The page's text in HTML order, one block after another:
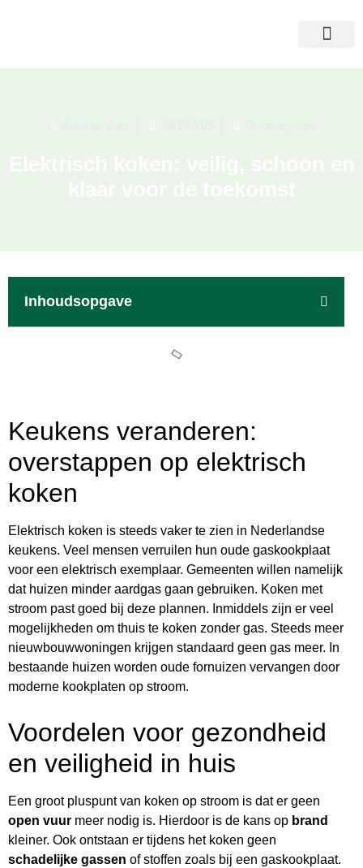
Inhoudsopgave
Keukens veranderen:
overstappen op elektrisch
koken
Elektrisch koken is steeds vaker te zien in Nederlandse
keukens. Veel mensen verruilen hun oude gaskookplaat
voor een elektrisch exemplaar. Gemeenten willen namelijk
dat huizen minder aardgas gaan gebruiken. Koken met
stroom past goed bij deze plannen. Inmiddels zijn er veel
mogelijkheden om thuis te koken zonder gas. Steeds meer
nieuwbouwwoningen krijgen standaard geen gas meer. In
bestaande huizen worden oude fornuizen vervangen door
moderne kookplaten op stroom.
Voordelen voor gezondheid
en veiligheid in huis
Een groot pluspunt van koken op stroom is dat er geen
open vuur meer nodig is. Hierdoor is de kans op brand
kleiner. Ook ontstaan er tijdens het koken geen
schadelijke gassen of stoffen zoals bij een gaskookplaat.